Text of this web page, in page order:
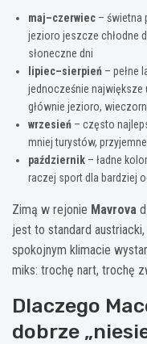
maj–czerwiec – świetna
jezioro jeszcze chłodne
słoneczne dni
lipiec–sierpień – pełne
jednocześnie największe
głównie jezioro,
wrzesień – często
mniej turystów,
październik – ładne
raczej sport dla bardziej
Zimą w rejonie Mavrova
jest to standard
spokojnym klimacie
miks: trochę nart, trochę
Dlaczego
dobrze